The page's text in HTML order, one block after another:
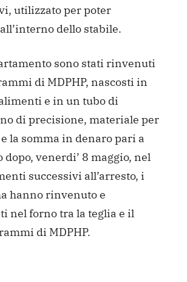
utilizzato per poter
dello stabile.
sono stati rinvenuti
di MDPHP, nascosti in
e in un tubo di
di precisione, materiale per
la somma in denaro pari a
venerdi’ 8 maggio, nel
successivi all’arresto, i
hanno rinvenuto e
nel forno tra la teglia e il
di MDPHP.